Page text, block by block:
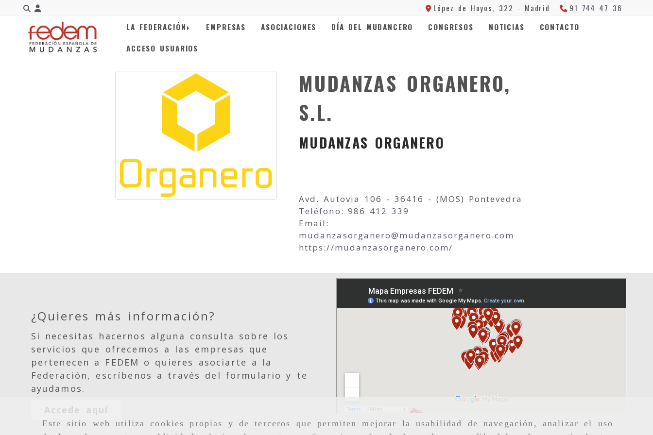
Este sitio web utiliza cookies propias y de terceros que permiten mejorar la usabilidad de navegación, analizar el uso
Identifícate López de Hoyos, 322 - Madrid
91 744 47 36
LA FEDERACIÓN
EMPRESAS ASOCIACIONES DÍA DEL MUDANCERO CONGRESOS NOTICIAS
CONTACTO
ACCESO USUARIOS
MUDANZAS ORGANERO,
S.L.
MUDANZAS ORGANERO
Avd. Autovia 106 - 36416 - (MOS) Pontevedra
Teléfono: 986 412 339
Email:
mudanzasorganero
mudanzasorganero.com
https://mudanzasorganero.com/
¿Quieres más información?
Si necesitas hacernos alguna consulta sobre los
servicios que ofrecemos a las empresas que
pertenecen a FEDEM o quieres asociarte a la
Federación, escríbenos a través del formulario y te
ayudamos.
Accede aquí